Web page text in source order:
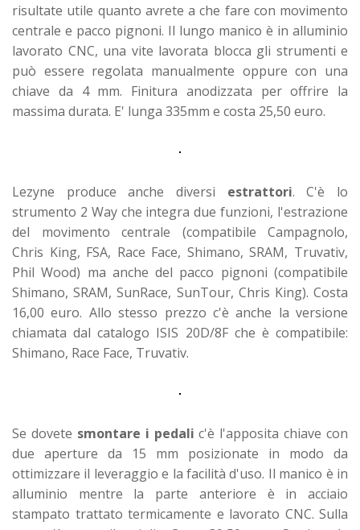
risultate utile quanto avrete a che fare con movimento
centrale e pacco pignoni. Il lungo manico è in alluminio
lavorato CNC, una vite lavorata blocca gli strumenti e
può essere regolata manualmente oppure con una
chiave da 4 mm. Finitura anodizzata per offrire la
massima durata. E' lunga 335mm e costa 25,50 euro.
Lezyne produce anche diversi estrattori. C'è lo
strumento 2 Way che integra due funzioni, l'estrazione
del movimento centrale (compatibile Campagnolo,
Chris King, FSA, Race Face, Shimano, SRAM, Truvativ,
Phil Wood) ma anche del pacco pignoni (compatibile
Shimano, SRAM, SunRace, SunTour, Chris King). Costa
16,00 euro. Allo stesso prezzo c'è anche la versione
chiamata dal catalogo ISIS 20D/8F che è compatibile:
Shimano, Race Face, Truvativ.
Se dovete smontare i pedalic'è l'apposita chiave con
due aperture da 15 mm posizionate in modo da
ottimizzare il leveraggio e la facilità d'uso. Il manico è in
alluminio mentre la parte anteriore è in acciaio
stampato trattato termicamente e lavorato CNC. Sulla